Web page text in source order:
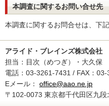
本調査に関するお問い合せ先
本調査に関するお問合せは、下
アライド・ブレインズ株式会社
担当：目次（めつぎ）・大久保
電話：03-3261-7431 / FAX：
Eメール： office@aao.ne.jp
〒102-0073 東京都千代田区九